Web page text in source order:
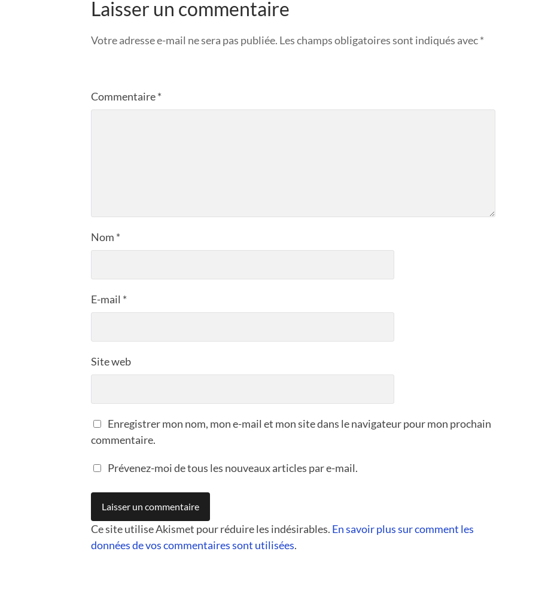
Laisser un commentaire
Votre adresse e-mail ne sera pas publiée. Les champs obligatoires sont indiqués avec*
Commentaire*
Nom *
E-mail *
Site web
Enregistrer mon nom, mon e-mail et mon site dans le navigateur pour mon prochain
commentaire.
Prévenez-moi de tous les nouveaux articles par e-mail.
Ce site utilise Akismet pour réduire les indésirables. En savoir plus sur comment les
données de vos commentaires sont utilisées.